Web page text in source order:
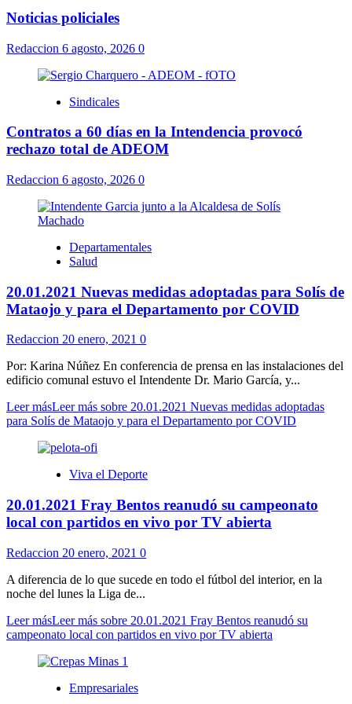
Noticias policiales
Redaccion 6 agosto, 2026 0
Sindicales
Contratos a 60 días en la Intendencia provocó
rechazo total de ADEOM
Redaccion 6 agosto, 2026 0
Departamentales
Salud
20.01.2021 Nuevas medidas adoptadas para Solís de
Mataojo y para el Departamento por COVID
Redaccion 20 enero, 2021 0
Por: Karina Núñez En conferencia de prensa en las instalaciones del
edificio comunal estuvo el Intendente Dr. Mario García, y...
Leer másLeer más sobre 20.01.2021 Nuevas medidas adoptadas
para Solís de Mataojo y para el Departamento por COVID
Viva el Deporte
20.01.2021 Fray Bentos reanudó su campeonato
local con partidos en vivo por TV abierta
Redaccion 20 enero, 2021 0
A diferencia de lo que sucede en todo el fútbol del interior, en la
noche del lunes la Liga de...
Leer másLeer más sobre 20.01.2021 Fray Bentos reanudó su
campeonato local con partidos en vivo por TV abierta
Empresariales